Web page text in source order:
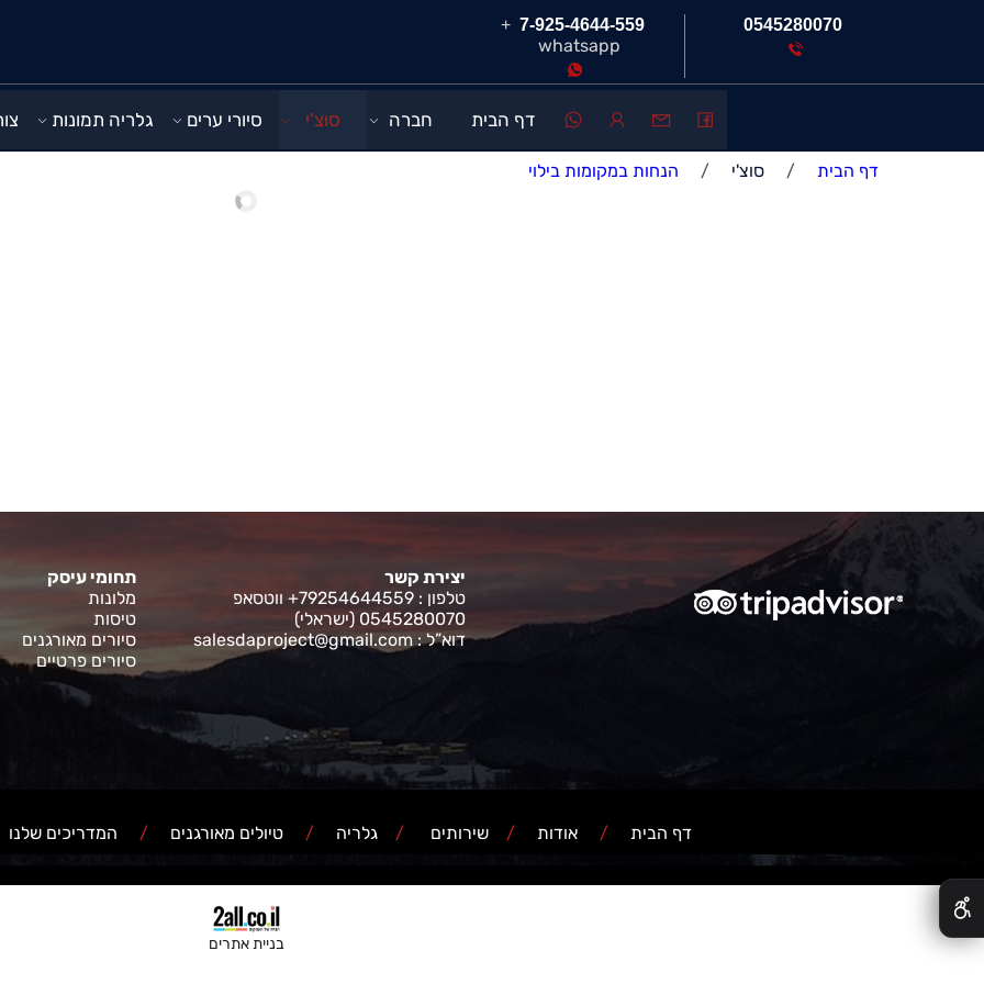
+
whatsapp
דף הבית חברה סוצ'י סיורי ערים גלריה תמונות
דף הבית / סוצ'י / הנחות במקומות בילוי
יצירת קשר
טלפון : 79254644559+ ווטסאפ
0545280070 (ישראלי)
דוא”ל :salesdaproject@gmail.com
תחומי עיסק
מלונות
טיסות
סיורים מאורגנים
סיורים פרטיים
דף הבית / אודות / שירותים / גלריה / טיולים מאורגנים / המדריכים שלנו
בניית אתרים